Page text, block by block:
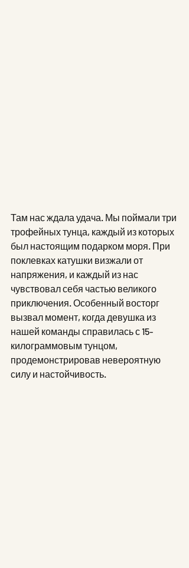
Там нас ждала удача. Мы поймали три
трофейных тунца, каждый из которых
был настоящим подарком моря. При
поклевках катушки визжали от
напряжения, и каждый из нас
чувствовал себя частью великого
приключения. Особенный восторг
вызвал момент, когда девушка из
нашей команды справилась с 15-
килограммовым тунцом,
продемонстрировав невероятную
силу и настойчивость.